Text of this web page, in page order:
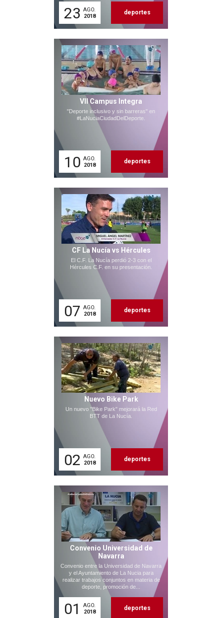
23 AGO.
2018
deportes
VII Campus Integra
"Deporte inclusivo y sin barreras" en
#LaNuciaCiudadDelDeporte.
10 AGO.
2018
deportes
CF La Nucía vs Hércules
El C.F. La Nucía perdió 2-3 con el
Hércules C.F. en su presentación.
07 AGO.
2018
deportes
Nuevo Bike Park
Un nuevo "Bike Park" mejorará la Red
BTT de La Nucía.
02 AGO.
2018
deportes
Convenio Universidad de
Navarra
Convenio entre la Universidad de Navarra
y el Ayuntamiento de La Nucia para
realizar trabajos conjuntos en materia de
deporte, promoción de...
01
AGO.
2018
deportes